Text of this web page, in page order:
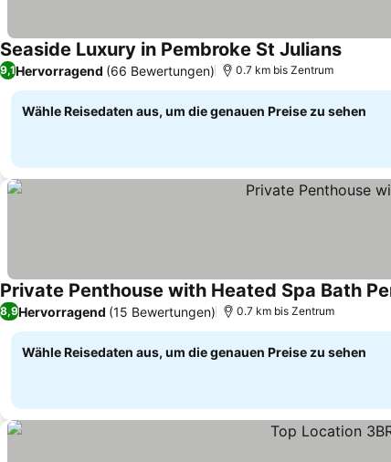
Seaside Luxury in Pembroke St JuliansPreise
9,1Hervorragend (66 Bewertungen) 0.7 km bis Zentrum
Wähle Reisedaten aus, um die genauen Preise zu sehen
Private Penthouse with Heated Spa Bath
8,9Hervorragend (15 Bewertungen) 0.7 km bis Zentrum
Wähle Reisedaten aus, um die genauen Preise zu sehen